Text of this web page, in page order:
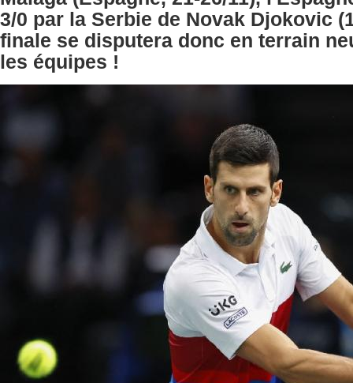
3/0 par la Serbie de Novak Djokovic
finale se disputera donc en terrain
les équipes !